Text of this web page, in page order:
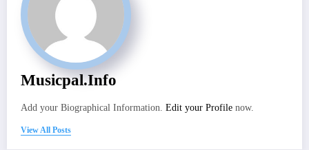
Musicpal.info
Add your Biographical Information. Edit your Profile now.
View All Posts